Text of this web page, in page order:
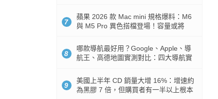
7
蘋果 2026 款 Mac mini 規格爆料：M6
與 M5 Pro 異色搭檔登場！容量或將
8
哪款導航最好用？Google、Apple、導
航王、高德地圖實測對比：四大導航實
9
美國上半年 CD 銷量大增 16%：增速約
為黑膠 7 倍，但購買者有一半以上根本